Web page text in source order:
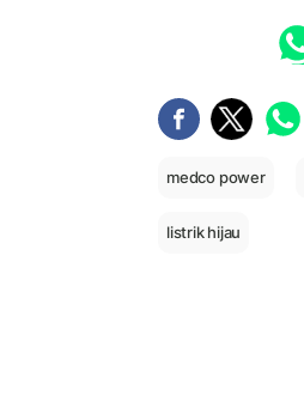
medco power
listrik hijau